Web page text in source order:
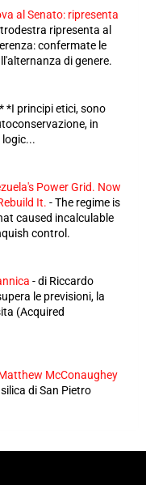
al Senato: ripresenta
ripresenta al
confermate le
di genere.
*I principi etici, sono
in
Power Grid. Now
It. -The regime is
caused incalculable
control.
-di Riccardo
le previsioni, la
(Acquired
McConaughey
di San Pietro